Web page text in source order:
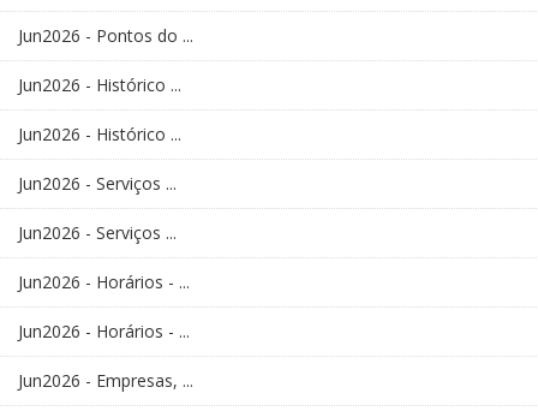
Jun2026 - Pontos do ...
Jun2026 - Histórico ...
Jun2026 - Histórico ...
Jun2026 - Serviços ...
Jun2026 - Serviços ...
Jun2026 - Horários - ...
Jun2026 - Horários - ...
Jun2026 - Empresas, ...